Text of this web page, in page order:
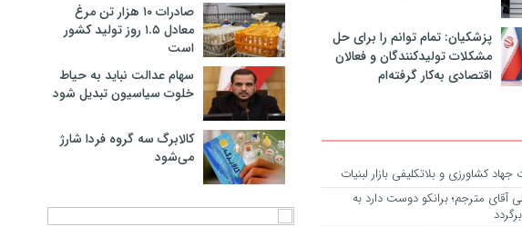
پزشکیان: تمام توانم را برای حل
مشکلات تولیدکنندگان و فعالان
اقتصادی به‌کار گرفته‌ام
کشاورزی و بلاتکلیفی بازار لبنیات
آقای مترجم؛ برانکو دوست دارد به
صادرات ۱۰ هزار تن مرغ
معادل ۱.۵ روز تولید کشور
است
سهام عدالت نباید به حیاط
خلوت سیاسیون تبدیل شود
کالابرگ سه گروه فردا شارژ
می‌شود